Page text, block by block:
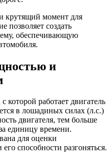
крутящий момент для
позволяет создать
обеспечивающую
и
которой работает двигатель
в лошадиных силах (л.с.)
двигателя, тем больше
единицу времени.
для оценки
способности разгоняться.